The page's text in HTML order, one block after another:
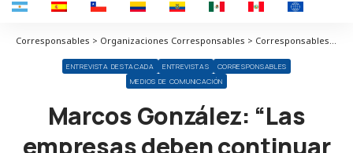
Corresponsables > Organizaciones Corresponsables > Corresponsables > Marcos González: “Las empresas deben continuar creyendo en la Sostenibilidad, ya que es nuestra ventaja competitiva”
ENTREVISTA DESTACADA ENTREVISTAS
CORRESPONSABLES
MEDIOS DE COMUNICACIÓN
Marcos González: “Las